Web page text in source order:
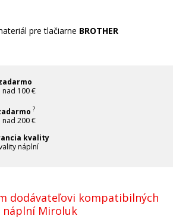
TN-130 Purpurový
86,90 €
pre tlačiarne BROTHER
100 €
?
200 €
kvality
náplní
dodávateľovi kompatibilných
náplní Miroluk